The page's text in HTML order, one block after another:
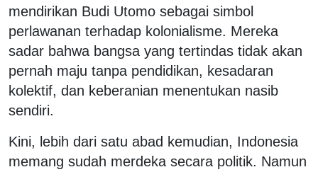
mendirikan Budi Utomo sebagai simbol
perlawanan terhadap kolonialisme. Mereka
sadar bahwa bangsa yang tertindas tidak akan
pernah maju tanpa pendidikan, kesadaran
kolektif, dan keberanian menentukan nasib
sendiri.
Kini, lebih dari satu abad kemudian, Indonesia
memang sudah merdeka secara politik. Namun